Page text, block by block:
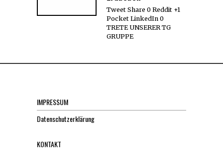
Tweet Share 0 Reddit +1
Pocket LinkedIn 0
TRETE UNSERER TG
GRUPPE
IMPRESSUM
Datenschutzerklärung
KONTAKT